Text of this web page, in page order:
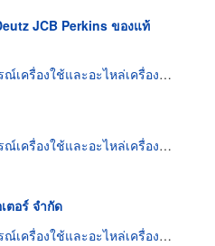
JCB Perkins ของแท้
เครื่องใช้และอะไหล่เครื่องยนต์
เครื่องใช้และอะไหล่เครื่องยนต์
ตอร์ จำกัด
เครื่องใช้และอะไหล่เครื่องยนต์